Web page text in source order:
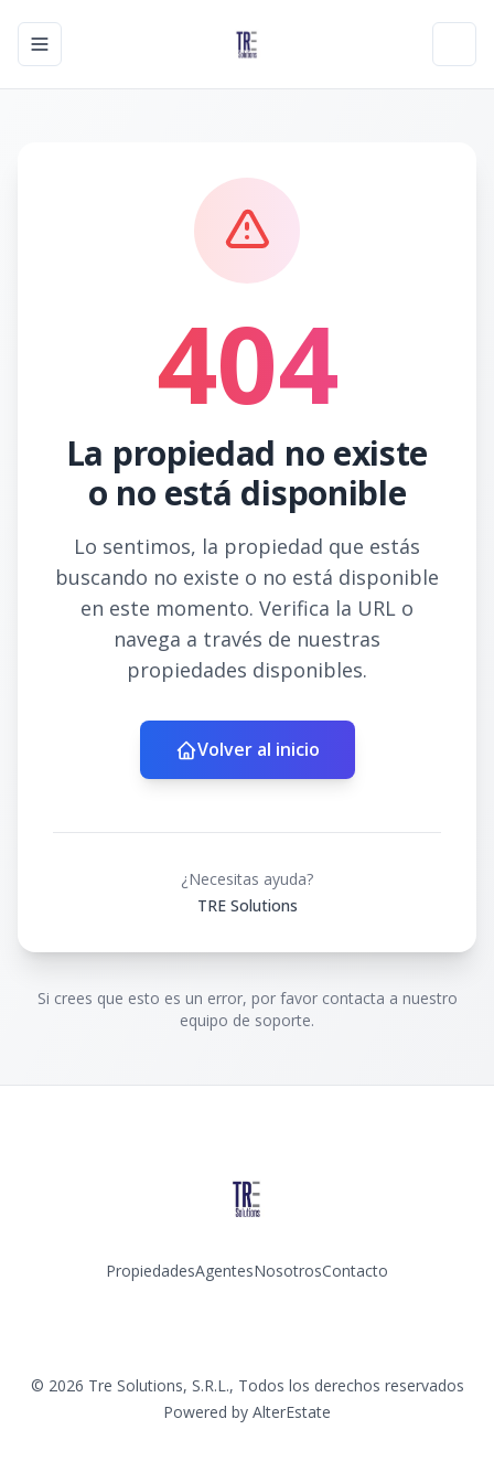
Toggle navigation menu
404
La propiedad no existe
o no está disponible
Lo sentimos, la propiedad que estás
buscando no existe o no está disponible
en este momento. Verifica la URL o
navega a través de nuestras
propiedades disponibles.
Volver al inicio
¿Necesitas ayuda?
TRE Solutions
Si crees que esto es un error, por favor contacta a nuestro
equipo de soporte.
PropiedadesAgentesNosotrosContacto
© 2026 Tre Solutions, S.R.L., Todos los derechos reservados
Powered by AlterEstate